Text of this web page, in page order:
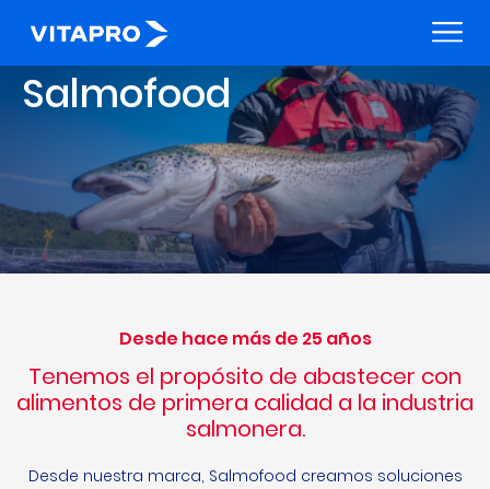
Salmofood
Desde hace más de 25 años
Tenemos el propósito de abastecer con
alimentos de primera calidad a la industria
salmonera.
Desde nuestra marca, Salmofood creamos soluciones